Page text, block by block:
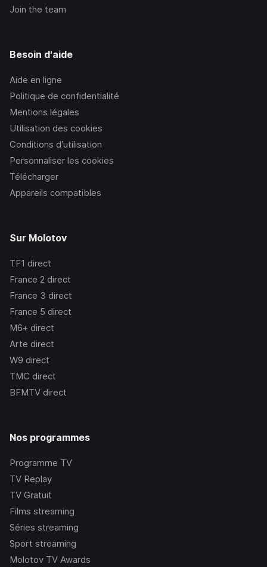
Join the team
Besoin d'aide
Aide en ligne
Politique de confidentialité
Mentions légales
Utilisation des cookies
Conditions d’utilisation
Personnaliser les cookies
Télécharger
Appareils compatibles
Sur Molotov
TF1 direct
France 2 direct
France 3 direct
France 5 direct
M6+ direct
Arte direct
W9 direct
TMC direct
BFMTV direct
Nos programmes
Programme TV
TV Replay
TV Gratuit
Films streaming
Séries streaming
Sport streaming
Molotov TV Awards